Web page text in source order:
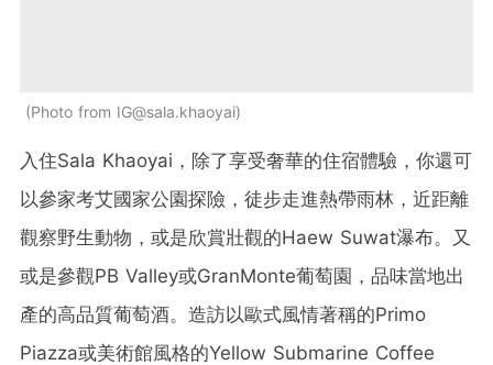
Photo from IG@sala.khaoyai
入住Sala Khaoyai，除了享受奢華的住宿體驗，你還可
以參家考艾國家公園探險，徒步走進熱帶雨林，近距離
觀察野生動物，或是欣賞壯觀的Haew Suwat瀑布。又
或是參觀PB Valley或GranMonte葡萄園，品味當地出
產的高品質葡萄酒。造訪以歐式風情著稱的Primo
Piazza或美術館風格的Yellow Submarine Coffee